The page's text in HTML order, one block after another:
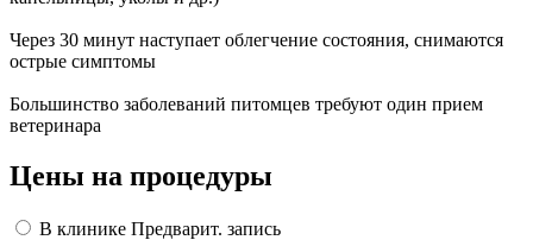
Через 30 минут наступает облегчение состояния, снимаются
острые симптомы
Большинство заболеваний питомцев требуют один прием
ветеринара
Цены на процедуры
В клинике Предварит. запись